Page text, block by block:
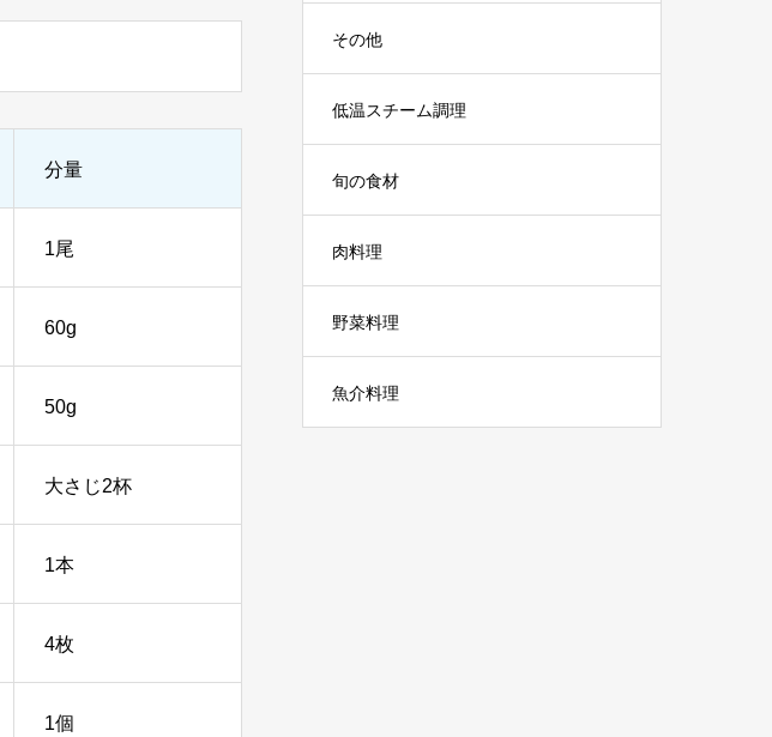
分量
1尾
60g
50g
大さじ2杯
1本
4枚
1個
その他
低温スチーム調理
旬の食材
肉料理
野菜料理
魚介料理